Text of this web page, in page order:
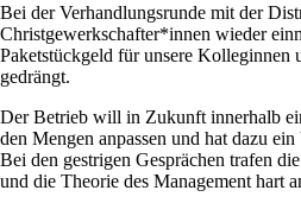
Bei der Verhandlungsrunde mit der
Christgewerkschafter*innen wieder
Paketstückgeld für unsere
gedrängt.
Der Betrieb will in Zukunft innerhalb
den Mengen anpassen und hat dazu
Bei den gestrigen Gesprächen trafen
und die Theorie des Management hart